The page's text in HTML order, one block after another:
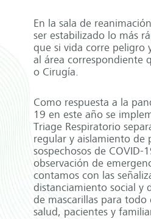
En la sala de
ser estabilizado lo más
que si vida corre peligro
al área correspondiente
o Cirugía.
Como respuesta a la
19 en este año se
Triage Respiratorio
regular y aislamiento de
sospechosos de COVID-
observación de
contamos con las
distanciamiento social y
de mascarillas para todo
salud, pacientes y